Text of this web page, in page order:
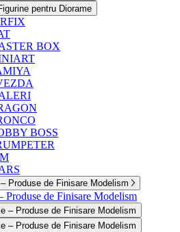
pentru Diorame
BOX
BOSS
Produse de Finisare Modelism
Produse de Finisare Modelism
– Produse de Finisare Modelism
– Produse de Finisare Modelism